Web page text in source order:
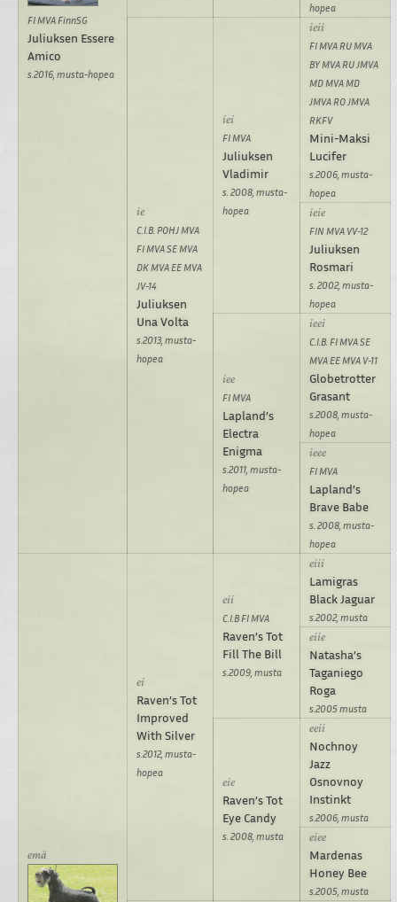
FI MVA FinnSG
Juliuksen Essere
Amico
s.2016, musta-hopea
hopea
C.I.B. POHJ MVA
FI MVA SE MVA
DK MVA EE MVA
JV-14
Juliuksen
Una Volta
s.2013, musta-
hopea
FI MVA
Juliuksen
Vladimir
s. 2008, musta-
hopea
FI MVA RU MVA
BY MVA RU JMVA
MD MVA MD
JMVA RO JMVA
RKFV
Mini-Maksi
Lucifer
s.2006, musta-
hopea
FIN MVA VV-12
Juliuksen
Rosmari
s. 2002, musta-
hopea
FI MVA
Lapland’s
Electra
Enigma
s.2011, musta-
hopea
C.I.B. FI MVA SE
MVA EE MVA V-11
Globetrotter
Grasant
s.2008, musta-
hopea
FI MVA
Lapland’s
Brave Babe
s. 2008, musta-
hopea
Raven’s Tot
Improved
With Silver
s.2012, musta-
hopea
C.I.B FI MVA
Raven’s Tot
Fill The Bill
s.2009, musta
Lamigras
Black Jaguar
s.2002, musta
Natasha’s
Taganiego
Roga
s.2005 musta
Raven’s Tot
Eye Candy
s. 2008, musta
Nochnoy
Jazz
Osnovnoy
Instinkt
s.2006, musta
Mardenas
Honey Bee
s.2005, musta